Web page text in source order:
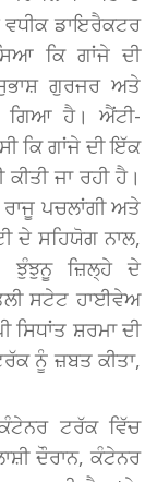
ਡਾਇਰੈਕਟਰ
ਕਿ ਗਾਂਜੇ ਦੀ
ਗੁਰਜਰ ਅਤੇ
ਗਿਆ ਹੈ। ਐਂਟੀ-
ਕਿ ਗਾਂਜੇ ਦੀ ਇੱਕ
ਜਾ ਰਹੀ ਹੈ।
ਪਚਲਾਂਗੀ ਅਤੇ
ਦੇ ਸਹਿਯੋਗ ਨਾਲ,
ਝੁੰਝੁਨੂ ਜ਼ਿਲ੍ਹੇ ਦੇ
ਸਟੇਟ ਹਾਈਵੇਅ
ਸਿਧਾਂਤ ਸ਼ਰਮਾ ਦੀ
ਨੂੰ ਜ਼ਬਤ ਕੀਤਾ,
ਟਰੱਕ ਵਿੱਚ
ਦੌਰਾਨ, ਕੰਟੇਨਰ